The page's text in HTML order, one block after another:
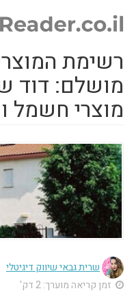
רשימת
מושלם: דוד
מוצרי חשמל
שרית גבאי שיווק דיגיטלי
זמן קריאה מוערך: 2 דק'